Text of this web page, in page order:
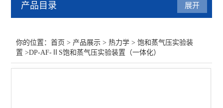
产品目录
差示扫描量热仪
展开
你的位置：首页 > 产品展示 >热力学 >饱和蒸气压实验装
置 >DP-AF-ⅡS饱和蒸气压实验装置（一体化）